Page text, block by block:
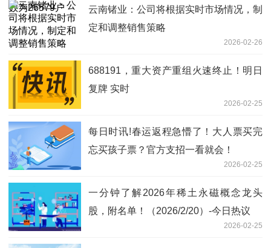
云南锗业：公司将根据实时市场情况，制
定和调整销售策略
2026-02-26
688191，重大资产重组火速终止！明日
复牌 实时
2026-02-25
每日时讯!春运返程急懵了！大人票买完
忘买孩子票？官方支招一看就会！
2026-02-25
一分钟了解2026年稀土永磁概念龙头
股，附名单！（2026/2/20）-今日热议
2026-02-25